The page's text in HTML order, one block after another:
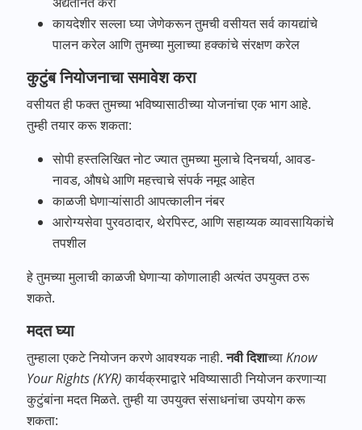
कायदेशीर सल्ला घ्या जेणेकरून तुमची वसीयत सर्व कायद्यांचे
पालन करेल आणि तुमच्या मुलाच्या हक्कांचे संरक्षण करेल
कुटुंब नियोजनाचा समावेश करा
वसीयत ही फक्त तुमच्या भविष्यासाठीच्या योजनांचा एक भाग आहे.
तुम्ही तयार करू शकता:
सोपी हस्तलिखित नोट ज्यात तुमच्या मुलाचे दिनचर्या, आवड-
नावड, औषधे आणि महत्त्वाचे संपर्क नमूद आहेत
काळजी घेणाऱ्यांसाठी आपत्कालीन नंबर
आरोग्यसेवा पुरवठादार, थेरपिस्ट, आणि सहाय्यक व्यावसायिकांचे
तपशील
हे तुमच्या मुलाची काळजी घेणाऱ्या कोणालाही अत्यंत उपयुक्त ठरू
शकते.
मदत घ्या
तुम्हाला एकटे नियोजन करणे आवश्यक नाही.नवी दिशाच्याKnow
Your Rights (KYR)कार्यक्रमाद्वारे भविष्यासाठी नियोजन करणाऱ्या
कुटुंबांना मदत मिळते. तुम्ही या उपयुक्त संसाधनांचा उपयोग करू
शकता: